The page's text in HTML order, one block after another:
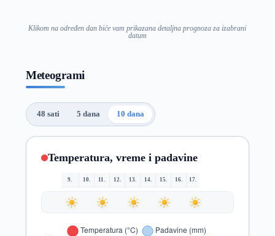
Klikom na određen dan biće vam prikazana detaljna prognoza za izabrani
datum
Meteogrami
48 sati 5 dana 10 dana
Temperatura, vreme i padavine
9. 10. 11. 12. 13. 14. 15. 16. 17.